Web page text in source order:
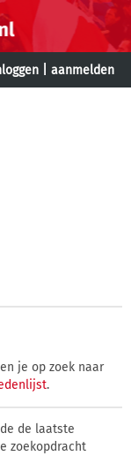
aanmelden
je op zoek naar
.
de laatste
zoekopdracht